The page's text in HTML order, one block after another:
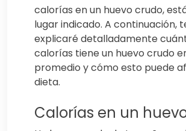
calorías en un huevo crudo,
lugar indicado. A continuación,
explicaré detalladamente
calorías tiene un huevo crudo
promedio y cómo esto puede
dieta.
Calorías en un